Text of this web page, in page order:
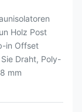
Holz Post
in Offset
Draht, Poly-
mm